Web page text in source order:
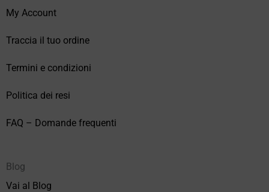
My Account
Traccia il tuo ordine
Termini e condizioni
Politica dei resi
FAQ – Domande frequenti
Blog
Vai al Blog